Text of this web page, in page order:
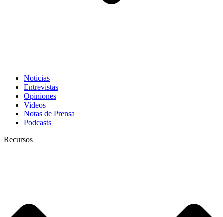
Noticias
Entrevistas
Opiniones
Videos
Notas de Prensa
Podcasts
Recursos